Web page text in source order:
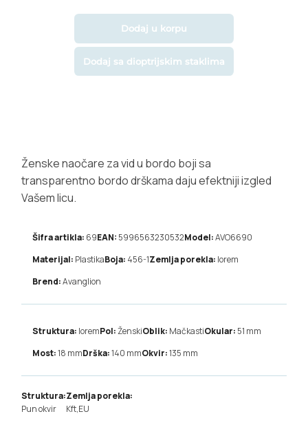
Dodaj u korpu
Dodaj sa dioptrijskim staklima
Ženske naočare za vid u bordo boji sa
transparentno bordo drškama daju efektniji izgled
Vašem licu.
Šifra artikla: 69EAN: 5996563230532Model:AVO6690
Materijal: PlastikaBoja: 456-1Zemlja porekla: lorem
Brend:Avanglion
Struktura: loremPol:ŽenskiOblik: MačkastiOkular: 51 mm
Most:18 mmDrška:140 mmOkvir:135 mm
Struktura:
Pun okvir
Zemlja porekla:
Kft,EU